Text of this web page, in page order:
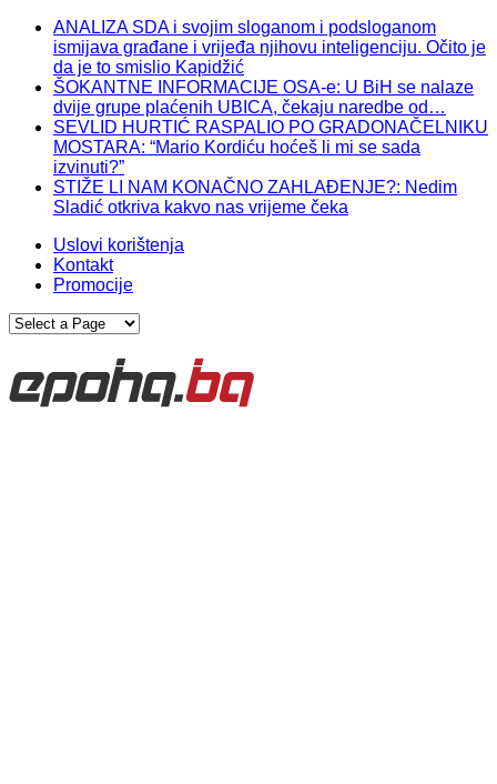
ANALIZA SDA i svojim sloganom i podsloganom
ismijava građane i vrijeđa njihovu inteligenciju. Očito je
da je to smislio Kapidžić
ŠOKANTNE INFORMACIJE OSA-e: U BiH se nalaze
dvije grupe plaćenih UBICA, čekaju naredbe od…
SEVLID HURTIĆ RASPALIO PO GRADONAČELNIKU
MOSTARA: “Mario Kordiću hoćeš li mi se sada
izvinuti?”
STIŽE LI NAM KONAČNO ZAHLAĐENJE?: Nedim
Sladić otkriva kakvo nas vrijeme čeka
Uslovi korištenja
Kontakt
Promocije